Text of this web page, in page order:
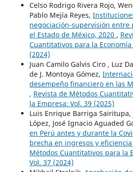
Celso Rodrigo Rivera Rojo,
Pablo Mejía Reyes,
negociación-supervisión entre
el Estado de México, 2020 ,
Cuantitativos para la Economía
(2024)
Juan Camilo Galvis Ciro , Luz
de J. Montoya Gómez,
desempeño financiero en las
, Revista de Métodos
la Empresa: Vol. 39 (2025)
Luis Enrique Barriga
López, José Ignacio Aguaded
en Perú antes y durante la
brecha en ingresos y
Métodos Cuantitativos para la
Vol. 37 (2024)